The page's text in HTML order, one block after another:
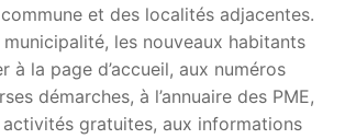
et des localités adjacentes.
les nouveaux habitants
à la page d’accueil, aux numéros
démarches, à l’annuaire des PME,
gratuites, aux informations